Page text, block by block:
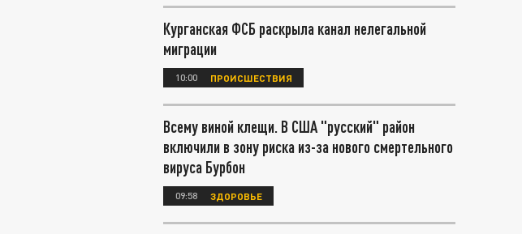
Курганская ФСБ раскрыла канал нелегальной
миграции
10:00 ПРОИСШЕСТВИЯ
Всему виной клещи. В США "русский" район
включили в зону риска из-за нового смертельного
вируса Бурбон
09:58 ЗДОРОВЬЕ